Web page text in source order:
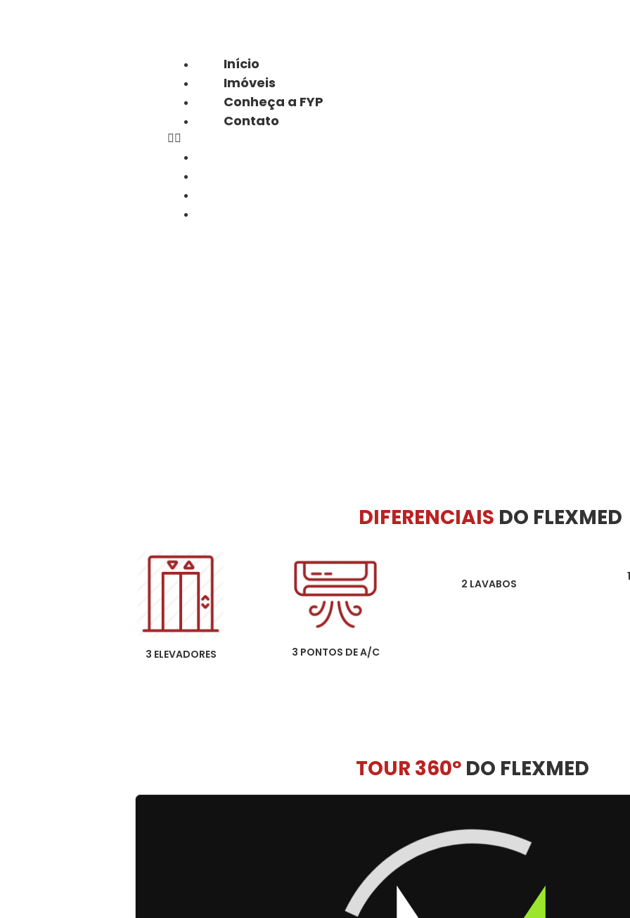
Início
Imóveis
Conheça a FYP
Contato
DIFERENCIAIS DO FLEXMED
3 ELEVADORES 3 PONTOS DE A/C
2 LAVABOS
TOUR 360º DO FLEXMED